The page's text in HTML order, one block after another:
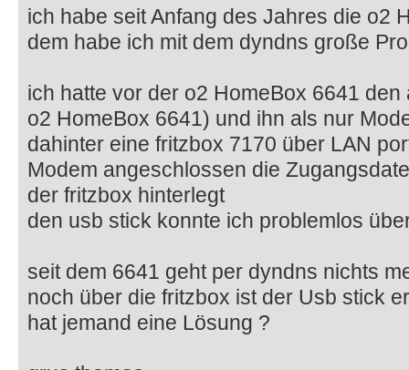
ich habe seit Anfang des Jahres die o2
dem habe ich mit dem dyndns große
ich hatte vor der o2 HomeBox 6641
o2 HomeBox 6641) und ihn als nur
dahinter eine fritzbox 7170 über LAN
Modem angeschlossen die
der fritzbox hinterlegt
den usb stick konnte ich problemlos
seit dem 6641 geht per dyndns nichts
noch über die fritzbox ist der Usb stick
hat jemand eine Lösung ?